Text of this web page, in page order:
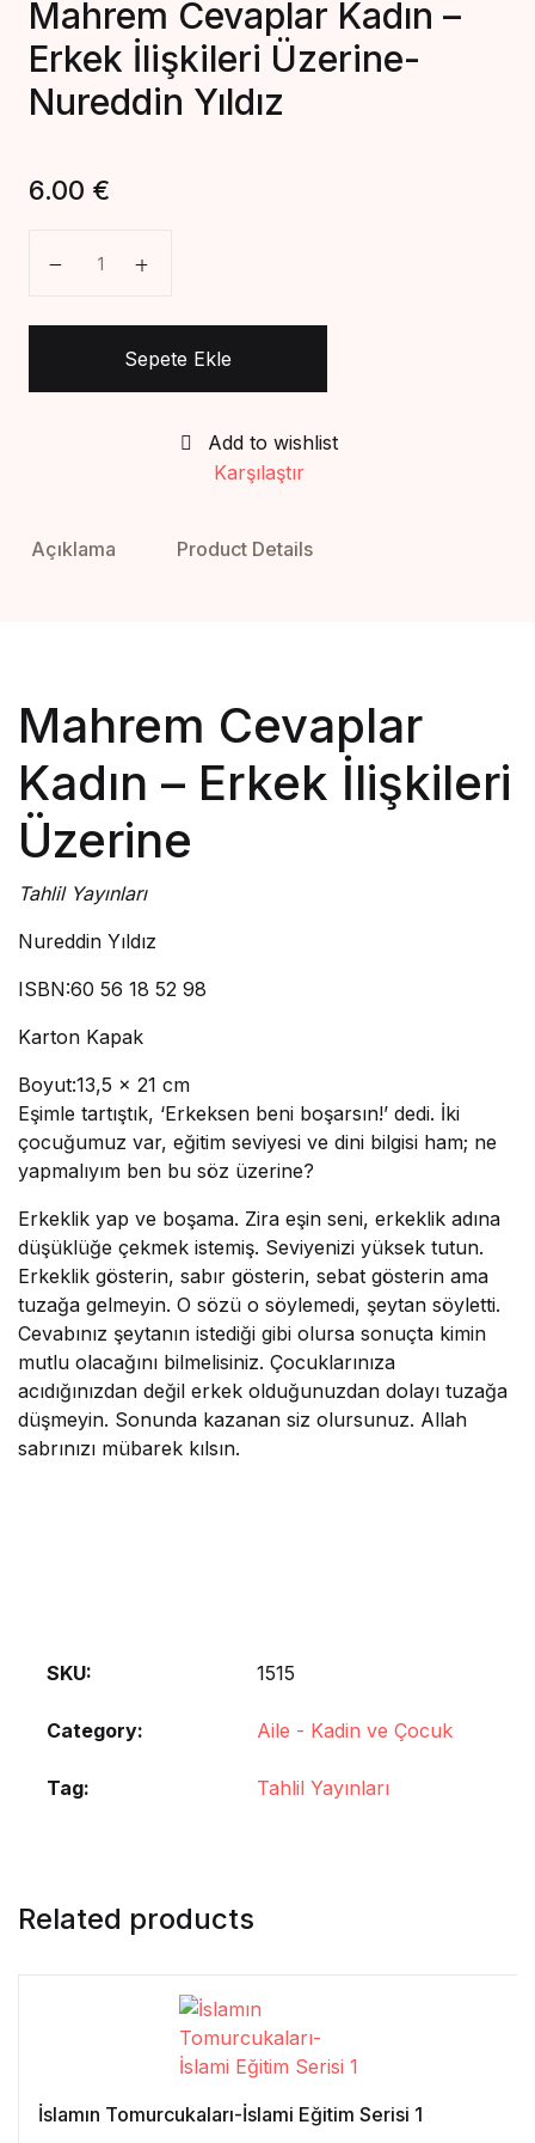
Create Account
Mahrem Cevaplar Kadın –
Erkek İlişkileri Üzerine-
Nureddin Yıldız
6.00 €
Sepete Ekle
Add to wishlist
Karşılaştır
Açıklama Product Details
Mahrem Cevaplar
Kadın – Erkek İlişkileri
Üzerine
Tahlil Yayınları
Nureddin Yıldız
ISBN:60 56 18 52 98
Karton Kapak
Boyut:13,5 x 21 cm
Eşimle tartıştık, ‘Erkeksen beni boşarsın!’ dedi. İki
çocuğumuz var, eğitim seviyesi ve dini bilgisi ham; ne
yapmalıyım ben bu söz üzerine?
Erkeklik yap ve boşama. Zira eşin seni, erkeklik adına
düşüklüğe çekmek istemiş. Seviyenizi yüksek tutun.
Erkeklik gösterin, sabır gösterin, sebat gösterin ama
tuzağa gelmeyin. O sözü o söylemedi, şeytan söyletti.
Cevabınız şeytanın istediği gibi olursa sonuçta kimin
mutlu olacağını bilmelisiniz. Çocuklarınıza
acıdığınızdan değil erkek olduğunuzdan dolayı tuzağa
düşmeyin. Sonunda kazanan siz olursunuz. Allah
sabrınızı mübarek kılsın.
SKU: 1515
Category: Aile - Kadin ve Çocuk
Tag: Tahlil Yayınları
Related products
İslamın Tomurcukaları-İslami Eğitim Serisi 1